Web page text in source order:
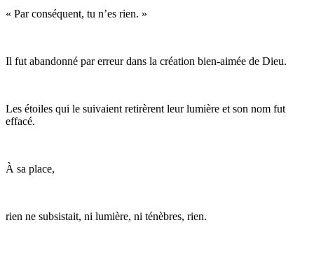
« Par conséquent, tu n’es rien. »
Il fut abandonné par erreur dans la création bien-aimée de Dieu.
Les étoiles qui le suivaient retirèrent leur lumière et son nom fut
effacé.
À sa place,
rien ne subsistait, ni lumière, ni ténèbres, rien.